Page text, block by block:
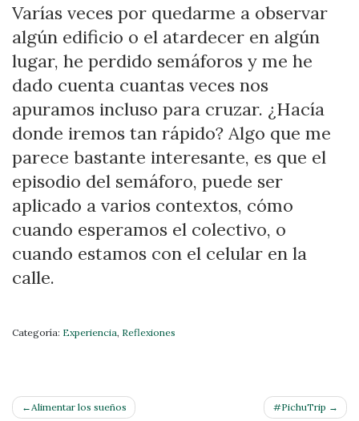
Varías veces por quedarme a observar
algún edificio o el atardecer en algún
lugar, he perdido semáforos y me he
dado cuenta cuantas veces nos
apuramos incluso para cruzar. ¿Hacía
donde iremos tan rápido? Algo que me
parece bastante interesante, es que el
episodio del semáforo, puede ser
aplicado a varios contextos, cómo
cuando esperamos el colectivo, o
cuando estamos con el celular en la
calle.
Categoría: Experiencia, Reflexiones
Navegación
Alimentar los sueños #PichuTrip